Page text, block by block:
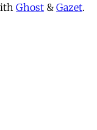
Ghost & Gazet.